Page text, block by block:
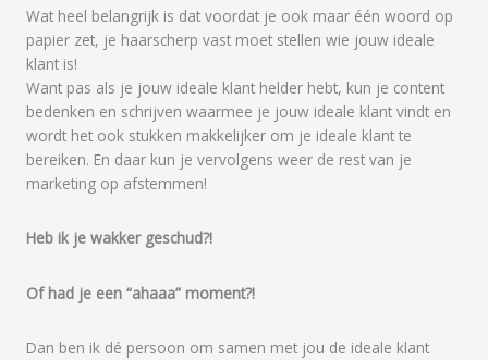
Wat heel belangrijk is dat voordat je ook maar één woord op
papier zet, je haarscherp vast moet stellen wie jouw ideale
klant is!
Want pas als je jouw ideale klant helder hebt, kun je content
bedenken en schrijven waarmee je jouw ideale klant vindt en
wordt het ook stukken makkelijker om je ideale klant te
bereiken. En daar kun je vervolgens weer de rest van je
marketing op afstemmen!
Heb ik je wakker geschud?!
Of had je een “ahaaa” moment?!
Dan ben ik dé persoon om samen met jou de ideale klant